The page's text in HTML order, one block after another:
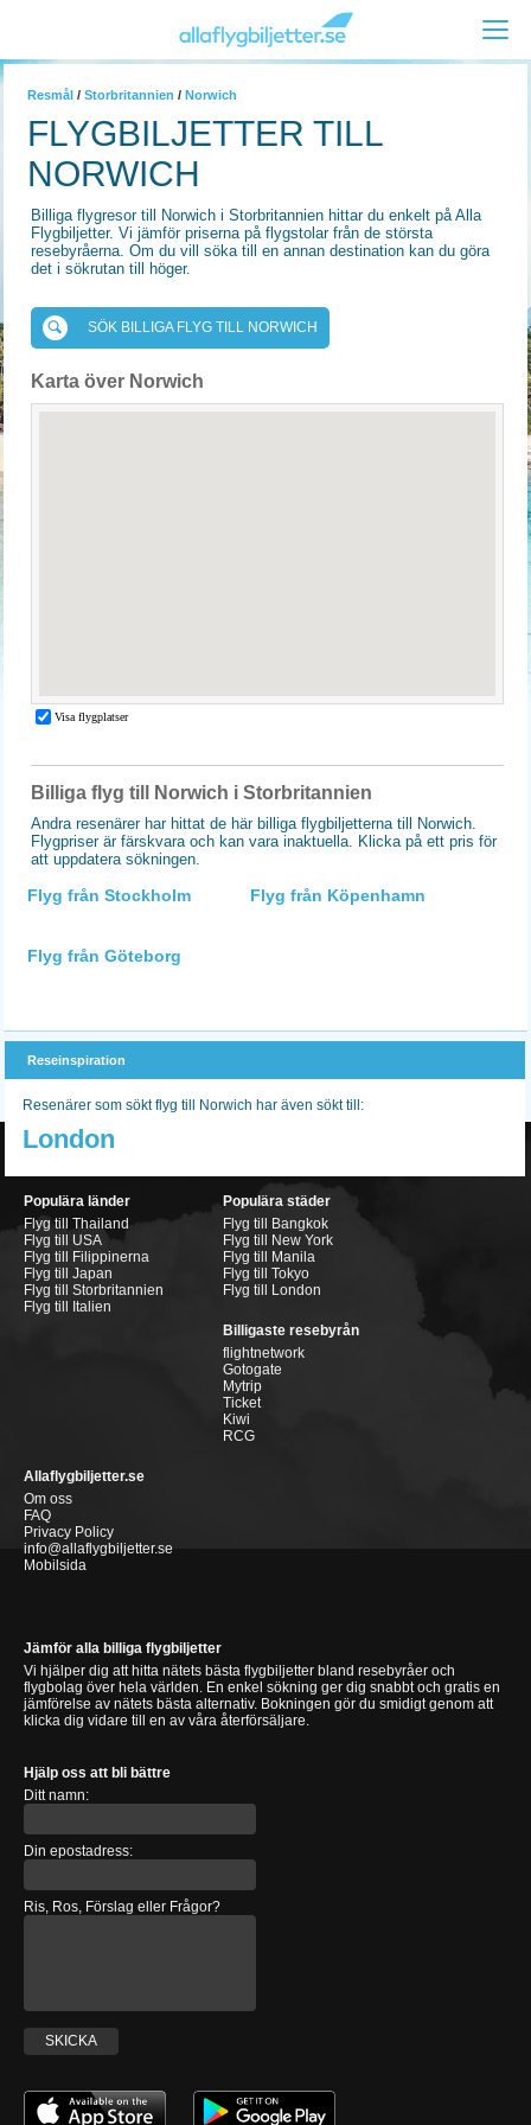
Resmål / Storbritannien / Norwich
FLYGBILJETTER TILL
NORWICH
Billiga flygresor till Norwich i Storbritannien hittar du enkelt på Alla
Flygbiljetter. Vi jämför priserna på flygstolar från de största
resebyråerna. Om du vill söka till en annan destination kan du göra
det i sökrutan till höger.
SÖK BILLIGA FLYG TILL NORWICH
Karta över Norwich
Billiga flyg till Norwich i Storbritannien
Andra resenärer har hittat de här billiga flygbiljetterna till Norwich.
Flygpriser är färskvara och kan vara inaktuella. Klicka på ett pris för
att uppdatera sökningen.
Flyg från Stockholm Flyg från Köpenhamn
Flyg från Göteborg
Reseinspiration
Resenärer som sökt flyg till Norwich har även sökt till:
London
Populära länder
Flyg till Thailand
Flyg till USA
Flyg till Filippinerna
Flyg till Japan
Flyg till Storbritannien
Flyg till Italien
Populära städer
Flyg till Bangkok
Flyg till New York
Flyg till Manila
Flyg till Tokyo
Flyg till London
Billigaste resebyrån
flightnetwork
Gotogate
Mytrip
Ticket
Kiwi
RCG
Allaflygbiljetter.se
Om oss
FAQ
Privacy Policy
info@allaflygbiljetter.se
Mobilsida
Jämför alla billiga flygbiljetter
Vi hjälper dig att hitta nätets bästa flygbiljetter bland resebyråer och
flygbolag över hela världen. En enkel sökning ger dig snabbt och gratis en
jämförelse av nätets bästa alternativ. Bokningen gör du smidigt genom att
klicka dig vidare till en av våra återförsäljare.
Hjälp oss att bli bättre
Ditt namn:
Din epostadress:
Ris, Ros, Förslag eller Frågor?
SKICKA